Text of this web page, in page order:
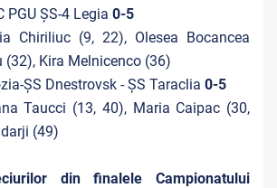
PGU ȘS-4 Legia 0-5
Chiriliuc (9, 22), Olesea Bocancea
(32), Kira Melnicenco (36)
ȘS Dnestrovsk - ȘS Taraclia 0-5
Taucci (13, 40), Maria Caipac (30,
(49)
din finalele Campionatului